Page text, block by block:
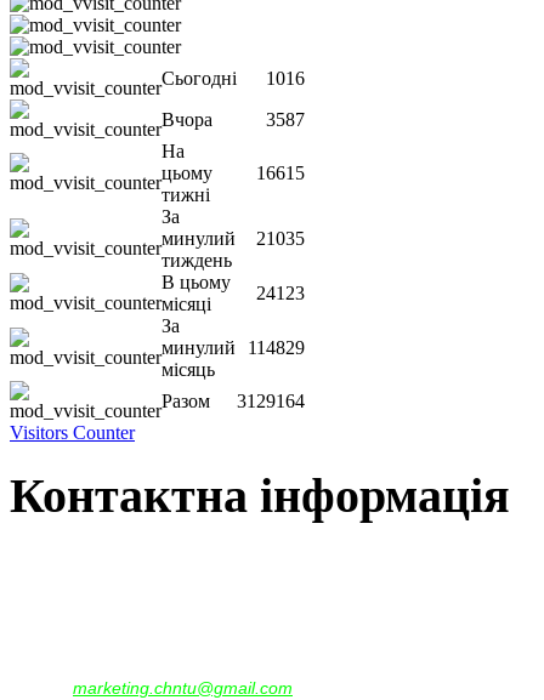
Сьогодні
1016
Вчора
3587
На
цьому
тижні
16615
За
минулий
тиждень
21035
В цьому
місяці
24123
За
минулий
місяць
114829
Разом
3129164
Visitors Counter
Контактна інформація
marketing.chntu@gmail.com